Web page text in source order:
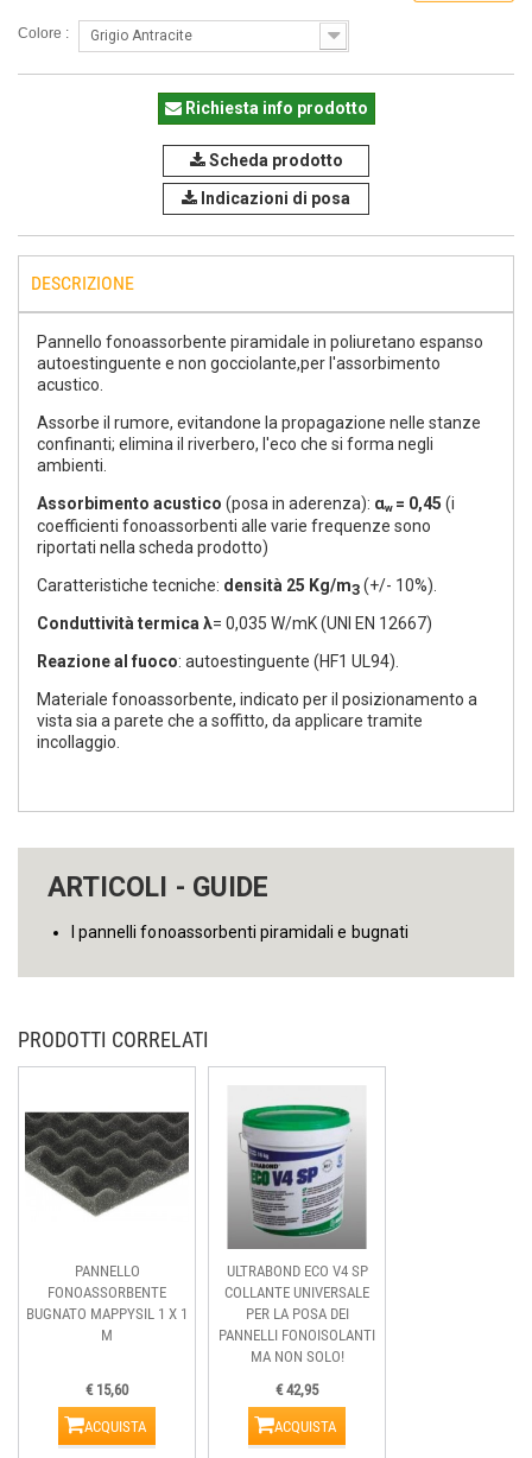
Colore : Grigio Antracite
Richiesta info prodotto
Scheda prodotto
Indicazioni di posa
DESCRIZIONE
Pannello fonoassorbente piramidale in poliuretano espanso
autoestinguente e non gocciolante,per l'assorbimento
acustico.
Assorbe il rumore, evitandone la propagazione nelle stanze
confinanti; elimina il riverbero, l'eco che si forma negli
ambienti.
Assorbimento acustico (posa in aderenza): αw = 0,45 (i
coefficienti fonoassorbenti alle varie frequenze sono
riportati nella scheda prodotto)
Caratteristiche tecniche: densità 25 Kg/m3 (+/- 10%).
Conduttività termica λ= 0,035 W/mK (UNI EN 12667)
Reazione al fuoco: autoestinguente (HF1 UL94).
Materiale fonoassorbente, indicato per il posizionamento a
vista sia a parete che a soffitto, da applicare tramite
incollaggio.
ARTICOLI - GUIDE
I pannelli fonoassorbenti piramidali e bugnati
PRODOTTI CORRELATI
PANNELLO
FONOASSORBENTE
BUGNATO MAPPYSIL 1 X 1
M
€ 15,60
ACQUISTA
ULTRABOND ECO V4 SP
COLLANTE UNIVERSALE
PER LA POSA DEI
PANNELLI FONOISOLANTI
MA NON SOLO!
€ 42,95
ACQUISTA